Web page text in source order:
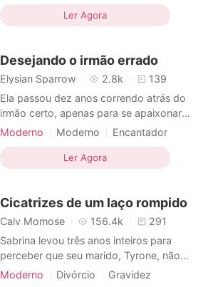
de sangue raro. Por três anos, ela suportou
a humilhação de um casamento sem amor.
mercadoria para sustentar a m
Triângulo amoroso
Segunda chance
Identidades secretas
Ler Agora
Desejando o irmão errado
Elysian Sparrow 2.8k
139
Ela passou dez anos correndo atrás do
irmão certo, apenas para se apaixonar
pelo errado em um fim de semana. ~~~
apaixonada pelo seu melhor amigo, Finn
Hartley, desde a faculdade. Por dez
ajudando a se reerguer toda v
Moderno Moderno
Encantador
Triângulo amoroso
Arrogante/Dominador
Dramático
Ler Agora
Cicatrizes de um laço rompido
Calv Momose 156.4k
291
Sabrina levou três anos inteiros para
perceber que seu marido, Tyrone, não
tinha um pingo de amor por ela. Ele era o
Moderno Divórcio
Gravidez